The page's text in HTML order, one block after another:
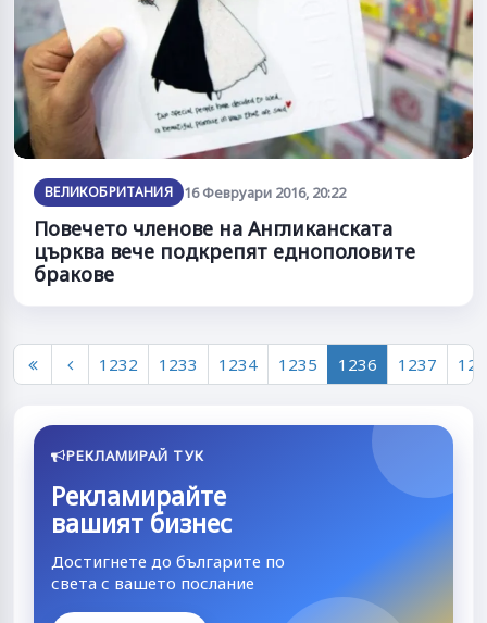
ВЕЛИКОБРИТАНИЯ 16 Февруари 2016, 20:22
Повечето членове на Англиканската
църква вече подкрепят еднополовите
бракове
1232 1233 1234 1235 1236 1237
РЕКЛАМИРАЙ ТУК
Рекламирайте
вашият бизнес
Достигнете до българите по
света с вашето послание